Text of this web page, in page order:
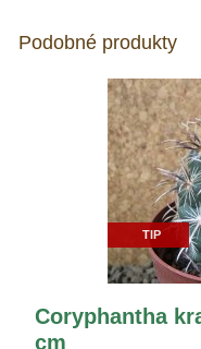
Podobné produkty
TIP
Coryphantha
cm